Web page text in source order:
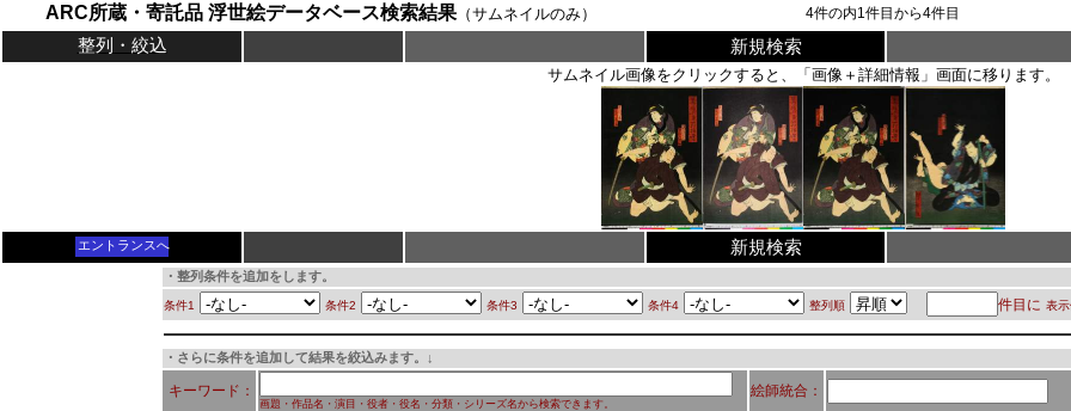
ARC所蔵・寄託品 浮世絵データベース検索結果（サムネイルのみ） 4件の内1件目から4件目
整列・絞込 新規検索
サムネイル画像をクリックすると、「画像＋詳細情報」画面に移ります。
エントランスへ 新規検索
・整列条件を追加をします。
条件1 条件2 条件3 条件4 整列順 件目に 表
・さらに条件を追加して結果を絞込みます。↓
キーワード：
画題・作品名・演目・役者・役名・分類・シリーズ名から検索できます。
絵師統合：